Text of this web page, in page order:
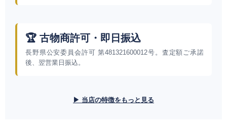
🏆 古物商許可・即日振込
長野県公安委員会許可 第481321600012号。査定額ご承諾
後、翌営業日振込。
▶ 当店の特徴をもっと見る